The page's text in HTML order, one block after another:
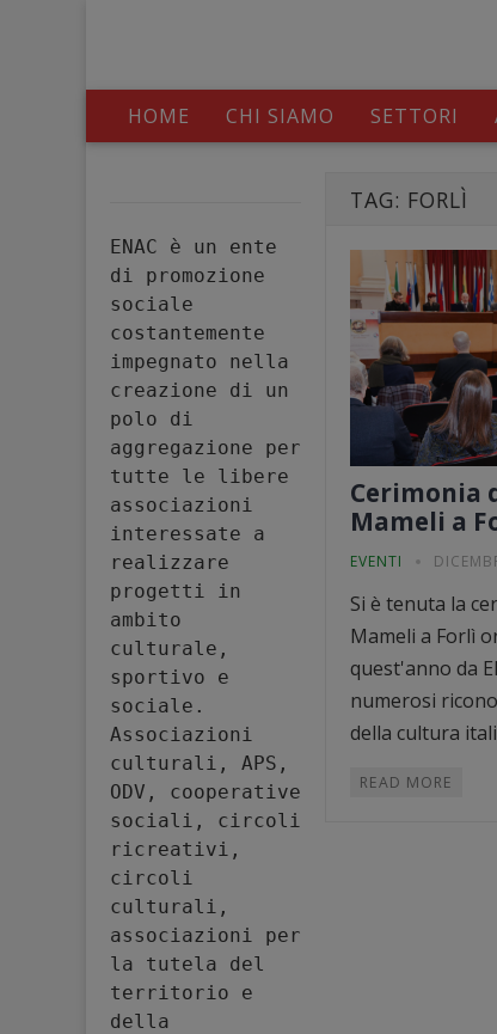
HOME CHI SIAMO SETTORI
ENAC è un ente
di promozione
sociale
costantemente
impegnato nella
creazione di un
polo di
aggregazione per
tutte le libere
associazioni
interessate a
realizzare
progetti in
ambito
culturale,
sportivo e
sociale.
Associazioni
culturali, APS,
ODV, cooperative
sociali, circoli
ricreativi,
circoli
culturali,
associazioni per
la tutela del
territorio e
della
TAG: FORLÌ
Cerimonia
Mameli a
EVENTI
Si è tenuta la
Mameli a Forlì
quest'anno da
numerosi
della cultura
READ MORE